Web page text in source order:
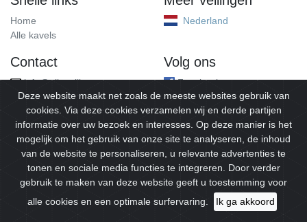
Home
Alle kavels
Nederland
Contact
info@alleveilingen.net
Volg ons
Facebook
© 2026Alleveilingen.Alle rechten voorbehouden.
Deze website maakt net zoals de meeste websites gebruik van
cookies. Via deze cookies verzamelen wij en derde partijen
informatie over uw bezoek en interesses. Op deze manier is het
mogelijk om het gebruik van onze site te analyseren, de inhoud
van de website te personaliseren, u relevante advertenties te
tonen en sociale media functies te integreren. Door verder
gebruik te maken van deze website geeft u toestemming voor
alle cookies en een optimale surfervaring.
Ik ga akkoord